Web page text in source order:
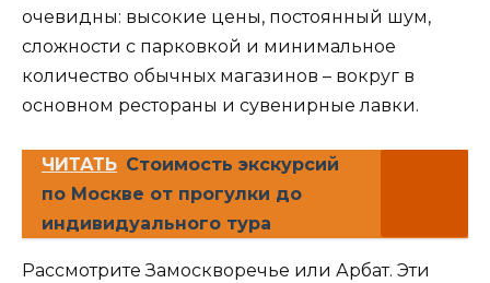
очевидны: высокие цены, постоянный шум,
сложности с парковкой и минимальное
количество обычных магазинов – вокруг в
основном рестораны и сувенирные лавки.
ЧИТАТЬ Стоимость экскурсий
по Москве от прогулки до
индивидуального тура
Рассмотрите Замоскворечье или Арбат. Эти